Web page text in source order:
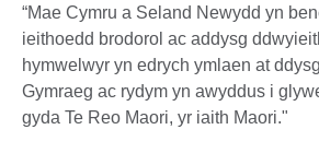
“Mae Cymru a Seland Newydd yn
ieithoedd brodorol ac addysg
hymwelwyr yn edrych ymlaen at
Gymraeg ac rydym yn awyddus i
gyda Te Reo Maori, yr iaith Maori."